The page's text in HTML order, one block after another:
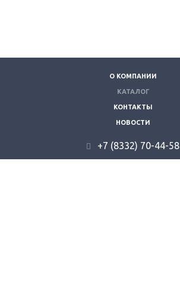
О КОМПАНИИ
КАТАЛОГ
КОНТАКТЫ
НОВОСТИ
+7 (8332) 70-44-58